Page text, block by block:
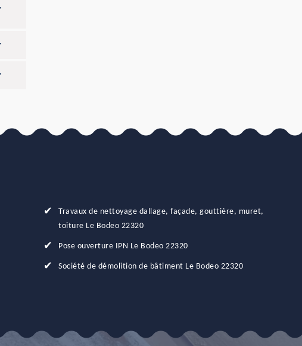
Travaux de nettoyage dallage, façade, gouttière, muret,
toiture Le Bodeo 22320
Pose ouverture IPN Le Bodeo 22320
Société de démolition de bâtiment Le Bodeo 22320